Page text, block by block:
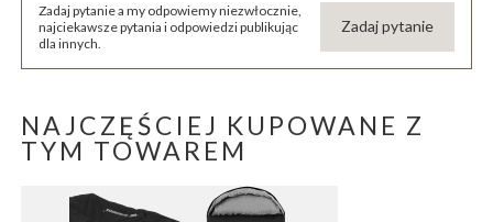
Zadaj pytanie a my odpowiemy niezwłocznie,
najciekawsze pytania i odpowiedzi publikując
dla innych.
Zadaj pytanie
NAJCZĘŚCIEJ KUPOWANE Z
TYM TOWAREM